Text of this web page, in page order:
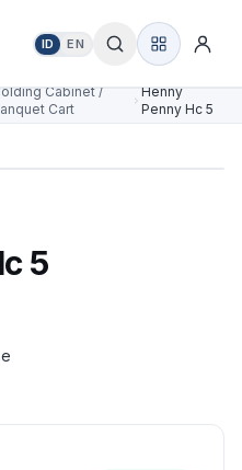
ID EN
Cabinet /
Cart
Henny
Penny Hc 5
5